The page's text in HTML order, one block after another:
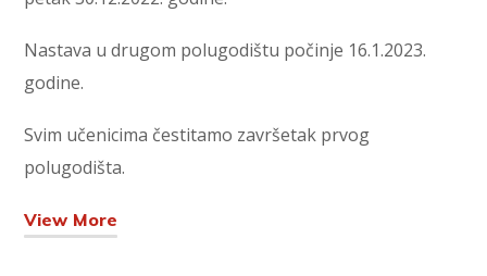
Nastava u drugom polugodištu počinje 16.1.2023.
godine.
Svim učenicima čestitamo završetak prvog
polugodišta.
View More